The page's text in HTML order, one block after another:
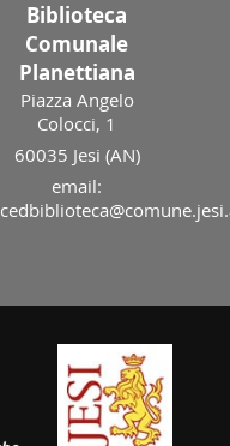
Biblioteca
Comunale
Planettiana
Piazza Angelo
Colocci, 1
60035 Jesi (AN)
email: